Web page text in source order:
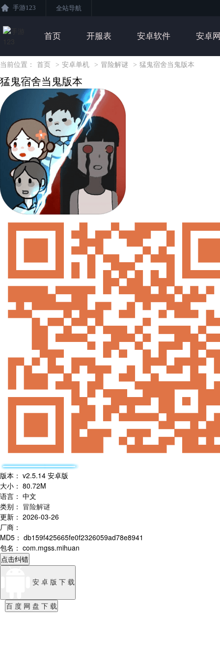
手游123 全站导航
首页 开服表 安卓软件 安卓
当前位置： 首页 > 安卓单机 > 冒险解谜 > 猛鬼宿舍当鬼版本
猛鬼宿舍当鬼版本
版本 ： v2.5.14 安卓版
大小 ： 80.72M
语言 ： 中文
类别 ： 冒险解谜
更新 ： 2026-03-26
厂商 ：
MD5 ： db159f425665fe0f2326059ad78e8941
包名 ： com.mgss.mihuan
点击纠错
安 卓 版 下 载
百 度 网 盘 下 载